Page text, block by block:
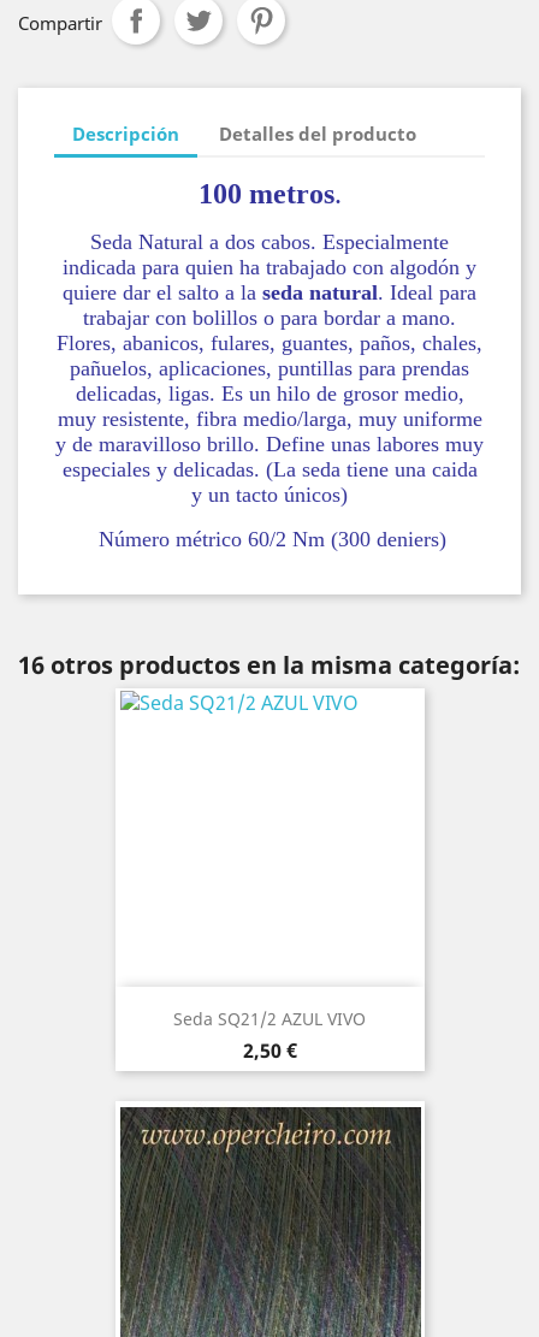
Compartir
Descripción Detalles del producto
100 metros.
Seda Natural a dos cabos. Especialmente
indicada para quien ha trabajado con algodón y
quiere dar el salto a la seda natural. Ideal para
trabajar con bolillos o para bordar a mano.
Flores, abanicos, fulares, guantes, paños, chales,
pañuelos, aplicaciones, puntillas para prendas
delicadas, ligas. Es un hilo de grosor medio,
muy resistente, fibra medio/larga, muy uniforme
y de maravilloso brillo. Define unas labores muy
especiales y delicadas. (La seda tiene una caida
y un tacto únicos)
Número métrico 60/2 Nm (300 deniers)
16 otros productos en la misma categoría:
Seda SQ21/2 AZUL VIVO
Precio
2,50 €